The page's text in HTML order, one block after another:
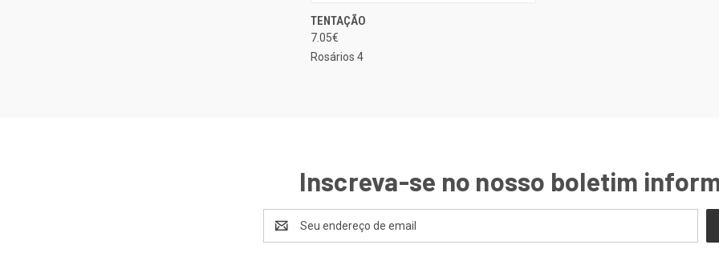
EXIBIÇÃO RÁPIDA
Comparar
TENTAÇÃO
7.05€
Rosários 4
Inscreva-se no nosso boletim
de